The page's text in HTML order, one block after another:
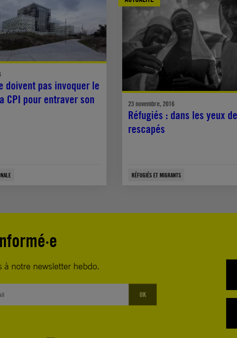
doivent pas invoquer le
CPI pour entraver son
23 novembre, 2016
Réfugiés : dans les yeux
rescapés
RÉFUGIÉS ET MIGRANTS
à notre newsletter hebdo.
OK